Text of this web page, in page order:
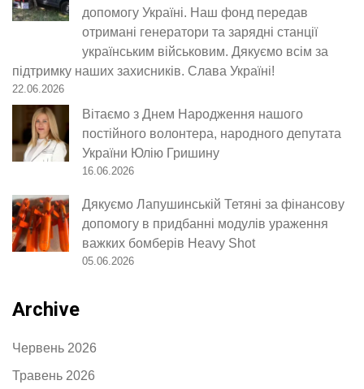
допомогу Україні. Наш фонд передав
отримані генератори та зарядні станції
українським військовим. Дякуємо всім за
підтримку наших захисників. Слава Україні!
22.06.2026
Вітаємо з Днем Народження нашого
постійного волонтера, народного депутата
України Юлію Гришину
16.06.2026
Дякуємо Лапушинській Тетяні за фінансову
допомогу в придбанні модулів ураження
важких бомберів Heavy Shot
05.06.2026
Archive
Червень 2026
Травень 2026